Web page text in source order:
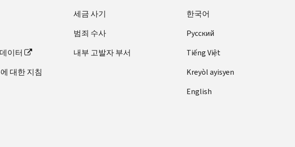
이터
대한 지침
세금 사기
범죄 수사
내부 고발자 부서
한국어
Pусский
Tiếng Việt
Kreyòl ayisyen
English